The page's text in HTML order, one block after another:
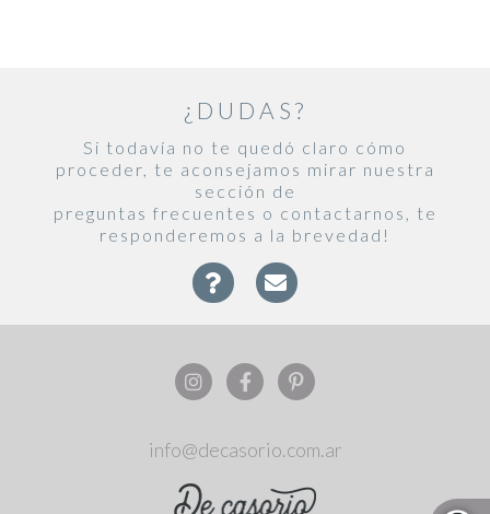
¿DUDAS?
Si todavía no te quedó claro cómo
proceder, te aconsejamos mirar nuestra
sección de
preguntas frecuentes o contactarnos, te
responderemos a la brevedad!
info@decasorio.com.ar